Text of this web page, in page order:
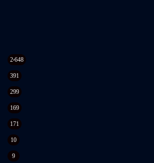
2٬648
391
299
169
171
10
9